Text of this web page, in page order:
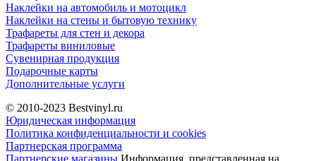
Наклейки на автомобиль и мотоцикл
Наклейки на стены и бытовую технику
Трафареты для стен и декора
Трафареты виниловые
Сувенирная продукция
Подарочные карты
Дополнительные услуги
© 2010-2023 Bestvinyl.ru
Юридическая информация
Политика конфиденциальности и cookies
Партнерская программа
Партнерские магазины Информация, представленная на